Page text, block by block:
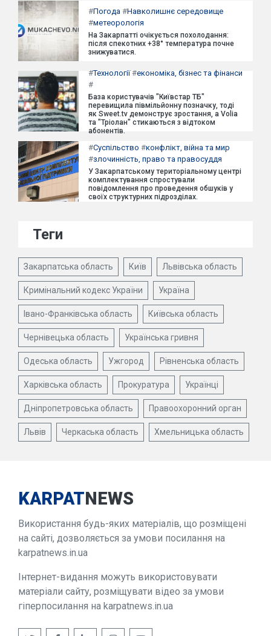
#Погода #Навколишнє середовище
#метеорологія
На Закарпатті очікується похолодання:
після спекотних +38° температура почне
знижуватися.
#Технології#економіка, бізнес та фінанси
#
База користувачів "Київстар ТБ"
перевищила півмільйонну позначку, тоді
як Sweet.tv демонструє зростання, а Volia
та "Тріолан" стикаються з відтоком
абонентів.
#Суспільство #конфлікт, війна та мир
#злочинність, право та правосуддя
У Закарпатському територіальному центрі
комплектування спростували
повідомлення про проведення обшуків у
своїх структурних підрозділах.
Теги
Закарпатська область Київ Львівська область
Кримінальний кодекс України Україна
Івано-Франківська область Київська область
Чернівецька область Українська гривня
Одеська область Ужгород Рівненська область
Харківська область Прокуратура Українці
Дніпропетровська область Правоохоронний орган
Львів Черкаська область Хмельницька область
KARPATNEWS
Використання будь-яких матеріалів, що розміщені
на сайті, дозволяється за умови посилання на
karpatnews.in.ua
Інтернет-видання можуть використовувати
матеріали сайту, розміщувати відео за умови
гіперпосилання на karpatnews.in.ua